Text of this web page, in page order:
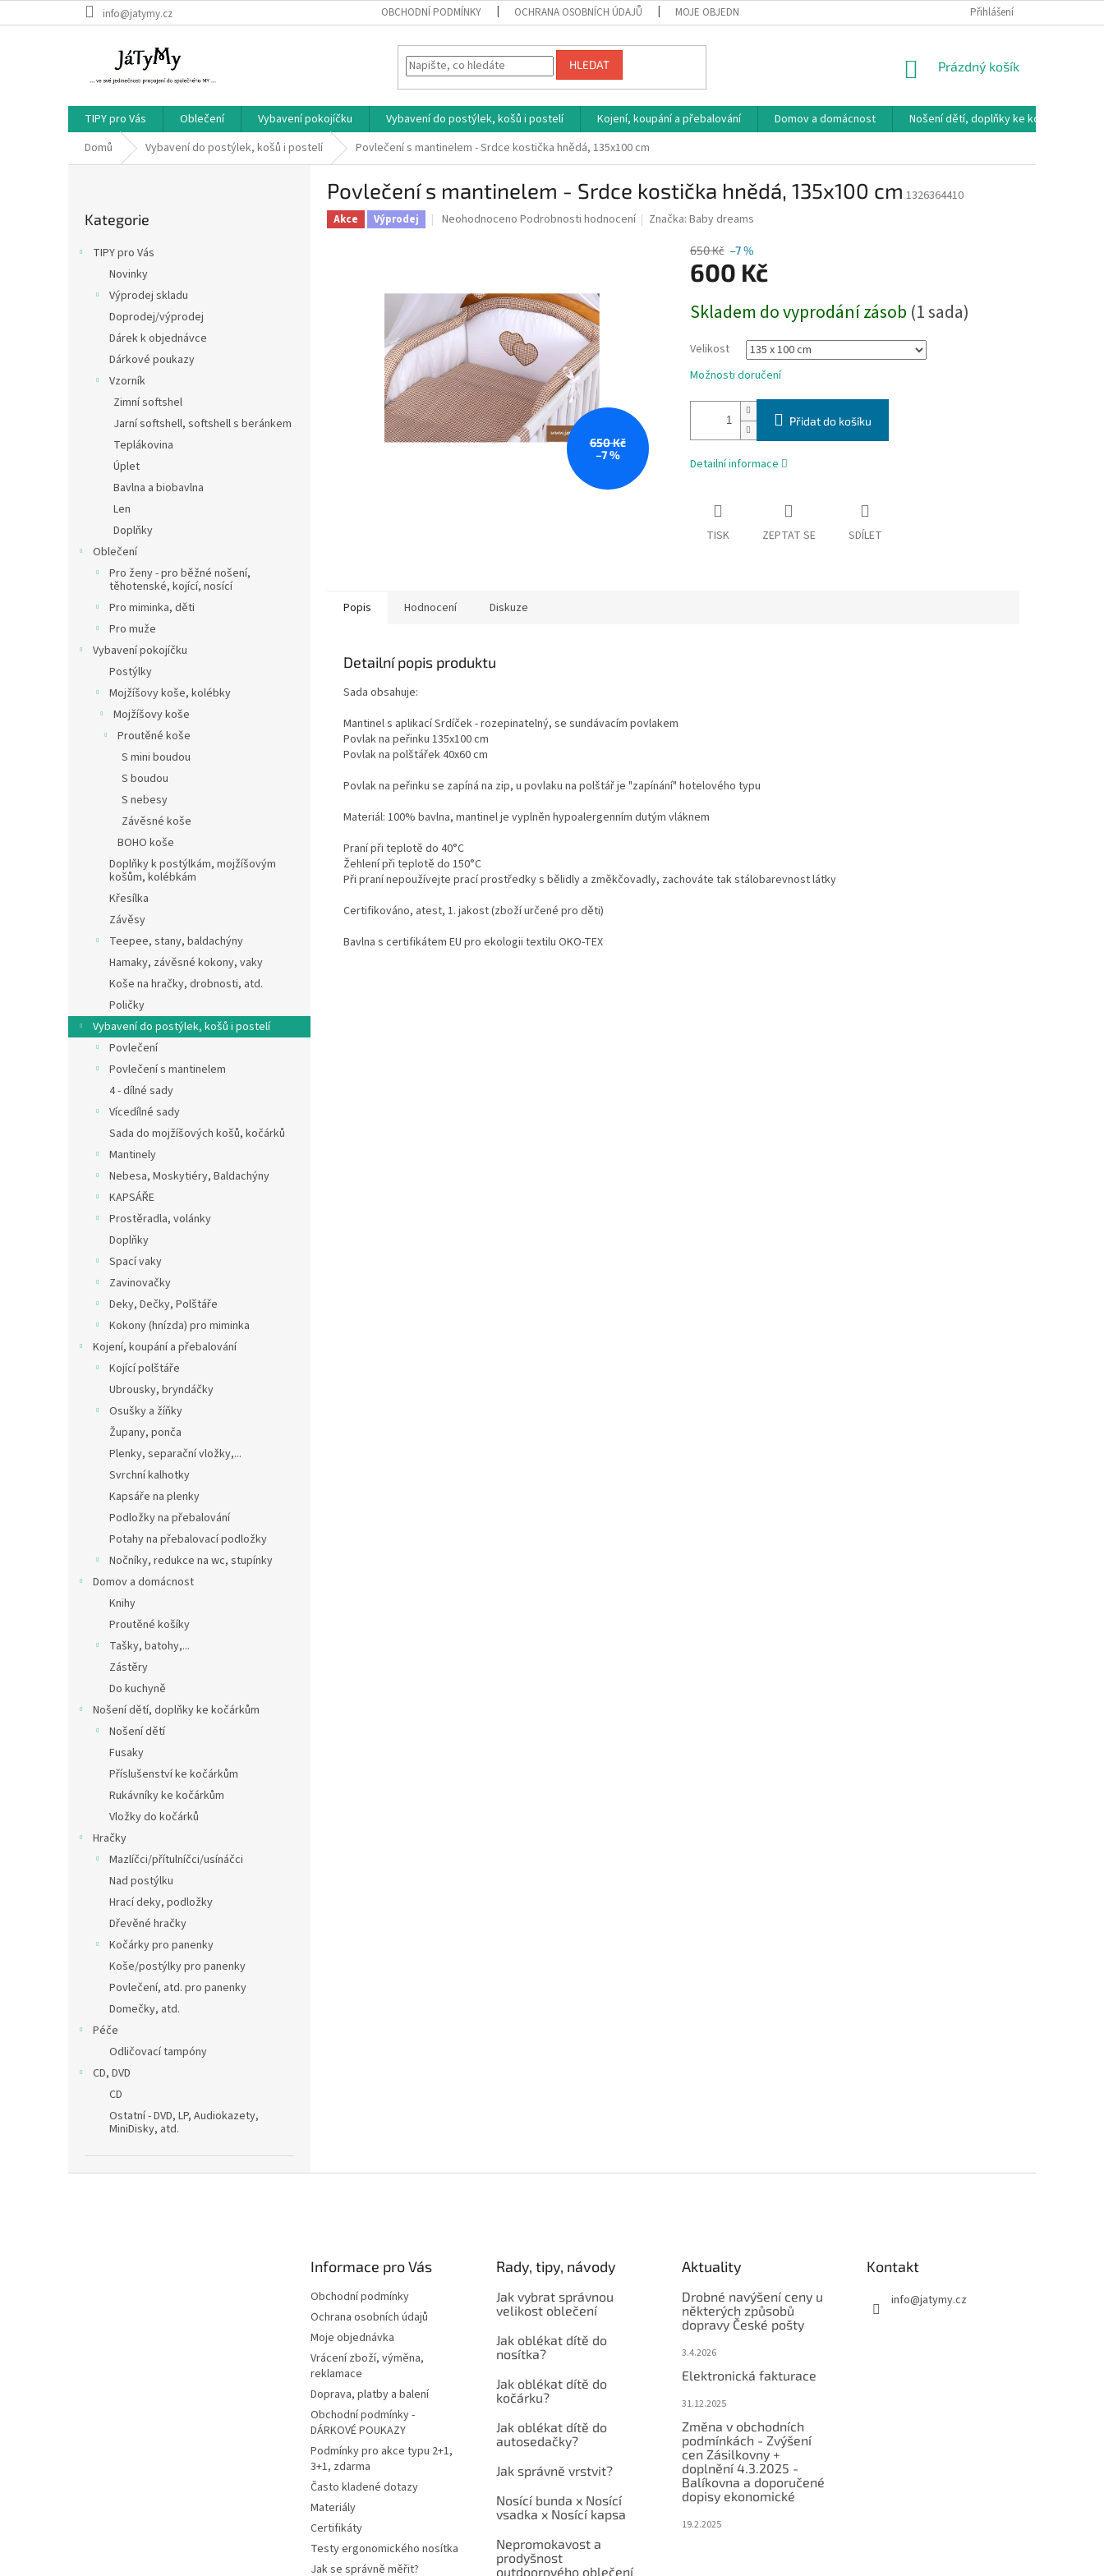
na
info@jatymy.cz OBCHODNÍ PODMÍNKY OCHRANA OSOBNÍCH ÚDAJŮ MOJE OBJEDNÁVKA DOPRAVA, PLATBY A
Přihlášení
HLEDAT
NÁKUPNÍ
Prázdný košík
TIPY pro Vás Oblečení Vybavení pokojíčku Vybavení do postýlek, košů i postelí Kojení, koupání a přebalování Domov a domácnost
Nošení dětí, doplňky ke kočárkům
Domů
Vybavení do postýlek, košů i postelí Povlečení s mantinelem - Srdce kostička hnědá, 135x100 cm
kategorie
Kategorie
TIPY pro Vás
Novinky
Výprodej skladu
Doprodej/výprodej
Dárek k objednávce
Dárkové poukazy
Vzorník
Zimní softshel
Jarní softshell, softshell s beránkem
Teplákovina
Úplet
Bavlna a biobavlna
Len
Doplňky
Oblečení
Pro ženy - pro běžné nošení,
těhotenské, kojící, nosící
Pro miminka, děti
Pro muže
Vybavení pokojíčku
Postýlky
Mojžíšovy koše, kolébky
Mojžíšovy koše
Proutěné koše
S mini boudou
S boudou
S nebesy
Závěsné koše
BOHO koše
Doplňky k postýlkám, mojžíšovým
košům, kolébkám
Křesílka
Závěsy
Teepee, stany, baldachýny
Hamaky, závěsné kokony, vaky
Koše na hračky, drobnosti, atd.
Poličky
Vybavení do postýlek, košů i postelí
Povlečení
Povlečení s mantinelem
4 - dílné sady
Vícedílné sady
Sada do mojžíšových košů, kočárků
Mantinely
Nebesa, Moskytiéry, Baldachýny
KAPSÁŘE
Prostěradla, volánky
Doplňky
Spací vaky
Zavinovačky
Deky, Dečky, Polštáře
Kokony (hnízda) pro miminka
Kojení, koupání a přebalování
Kojící polštáře
Ubrousky, bryndáčky
Osušky a žíňky
Župany, ponča
Plenky, separační vložky,...
Svrchní kalhotky
Kapsáře na plenky
Podložky na přebalování
Potahy na přebalovací podložky
Nočníky, redukce na wc, stupínky
Domov a domácnost
Knihy
Proutěné košíky
Tašky, batohy,...
Zástěry
Do kuchyně
Nošení dětí, doplňky ke kočárkům
Nošení dětí
Fusaky
Příslušenství ke kočárkům
Rukávníky ke kočárkům
Vložky do kočárků
Hračky
Mazlíčci/přítulníčci/usínáčci
Nad postýlku
Hrací deky, podložky
Dřevěné hračky
Kočárky pro panenky
Koše/postýlky pro panenky
Povlečení, atd. pro panenky
Domečky, atd.
Péče
Odličovací tampóny
CD, DVD
CD
Ostatní - DVD, LP, Audiokazety,
MiniDisky, atd.
Povlečení s mantinelem - Srdce kostička hnědá, 135x100 cm 1326364410
Akce Výprodej
Průměrné
z
hvězdiček.
Neohodnoceno Podrobnosti hodnocení Značka:Baby dreams
650 Kč
–7 %
650 Kč –7 %
600 Kč
cena:
Skladem do vyprodání zásob (1 sada)
Velikost
Možnosti doručení
Přidat do košíku
Detailní informace
TISK ZEPTAT SE SDÍLET
Popis Hodnocení Diskuze
Detailní popis produktu
Sada obsahuje:
Mantinel s aplikací Srdíček - rozepinatelný, se sundávacím povlakem
Povlak na peřinku 135x100 cm
Povlak na polštářek 40x60 cm
Povlak na peřinku se zapíná na zip, u povlaku na polštář je "zapínání" hotelového typu
Materiál: 100% bavlna, mantinel je vyplněn hypoalergenním dutým vláknem
Praní při teplotě do 40°C
Žehlení při teplotě do 150°C
Při praní nepoužívejte prací prostředky s bělidly a změkčovadly, zachováte tak stálobarevnost látky
Certifikováno, atest, 1. jakost (zboží určené pro děti)
Bavlna s certifikátem EU pro ekologii textilu OKO-TEX
Informace pro Vás
Obchodní podmínky
Ochrana osobních údajů
Moje objednávka
Vrácení zboží, výměna,
reklamace
Doprava, platby a balení
Obchodní podmínky -
DÁRKOVÉ POUKAZY
Podmínky pro akce typu 2+1,
3+1, zdarma
Často kladené dotazy
Materiály
Certifikáty
Testy ergonomického nosítka
Jak se správně měřit?
Rady, tipy, návody
Jak vybrat správnou
velikost oblečení
Jak oblékat dítě do
nosítka?
Jak oblékat dítě do
kočárku?
Jak oblékat dítě do
autosedačky?
Jak správně vrstvit?
Nosící bunda x Nosící
vsadka x Nosící kapsa
Nepromokavost a
prodyšnost
outdoorového oblečení
Aktuality
Drobné navýšení ceny u
některých způsobů
dopravy České pošty
3.4.2026
Elektronická fakturace
31.12.2025
Změna v obchodních
podmínkách - Zvýšení
cen Zásilkovny +
doplnění 4.3.2025 -
Balíkovna a doporučené
dopisy ekonomické
19.2.2025
Kontakt
info@jatymy.cz